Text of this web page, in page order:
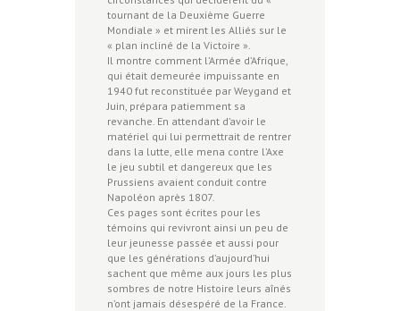
tournant de la Deuxième Guerre
Mondiale » et mirent les Alliés sur le
« plan incliné de la Victoire ».
Il montre comment l’Armée d’Afrique,
qui était demeurée impuissante en
1940 fut reconstituée par Weygand et
Juin, prépara patiemment sa
revanche. En attendant d’avoir le
matériel qui lui permettrait de rentrer
dans la lutte, elle mena contre l’Axe
le jeu subtil et dangereux que les
Prussiens avaient conduit contre
Napoléon après 1807.
Ces pages sont écrites pour les
témoins qui revivront ainsi un peu de
leur jeunesse passée et aussi pour
que les générations d’aujourd’hui
sachent que même aux jours les plus
sombres de notre Histoire leurs aînés
n’ont jamais désespéré de la France.